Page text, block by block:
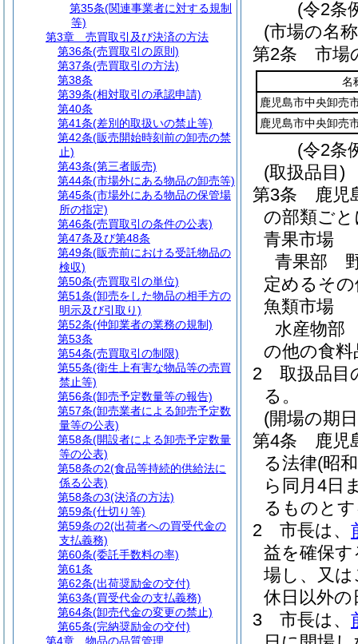
(令2条
(市場の名
第2条
市場
名
鹿児島市中央卸売
鹿児島市中央卸売
(令2条
(取扱品目)
第3条
鹿児
の部類ご
青果市場
青果部
定めるそ
魚類市場
水産物部
の他の食料
2
取扱品目
る。
(開場の期
第4条
鹿児
る法律(昭
ら同月4日
るものと
2
市長は、
益を確保
場し、又
休日以外
3
市長は、
第35条(関連事業者に対する規制
等)
第3章
売買取引及び決済の方法
第36条(売買取引の原則)
第37条(売買取引の方法)
第38条
第39条(相対取引の承認申請)
第40条
第41条(差別的取扱いの禁止等)
第42条(販売開始時刻前の卸売の禁
止)
第43条(第三者販売)
第44条(市場外にある物品の卸売等)
第45条(市場外にある物品の保管場
所の指定)
第46条(売買取引の条件の公表)
第47条及び第48条
第49条(販売前における受託物品の
検収)
第50条(売買取引の単位)
第51条(卸売をした物品の相手方の
明示及び引取り)
第52条(仲卸業者の業務の規制)
第53条
第54条(売買取引の制限)
第55条(衛生上有害な物品等の売買
禁止等)
第56条(卸売予定数量等の報告)
第57条(卸売業者による卸売予定数
量等の公表)
第58条(開設者による卸売予定数量
等の公表)
第58条の2(食品等持続的供給法に
係る公表)
第58条の3(決済の方法)
第59条(仕切り等)
第59条の2(出荷者への買受代金の
支払義務)
第60条(委託手数料の率)
第61条
第62条(出荷奨励金の交付)
第63条(買受代金の支払義務)
第64条(卸売代金の変更の禁止)
第65条(完納奨励金の交付)
第4章
物品の品質管理